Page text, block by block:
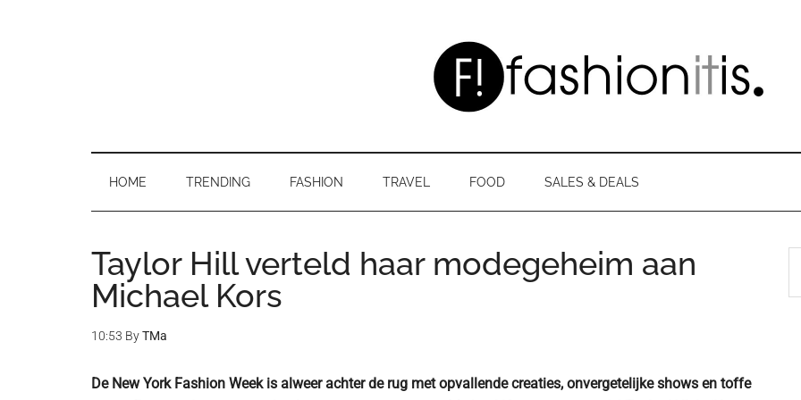
HOME TRENDING FASHION TRAVEL FOOD SALES & DEALS
Taylor Hill verteld haar modegeheim aan
Michael Kors
10:53 ByTMa
De New York Fashion Week is alweer achter de rug met opvallende creaties, onvergetelijke shows en toffe